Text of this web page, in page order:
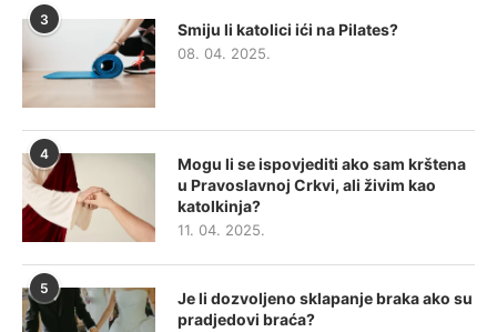
3
Smiju li katolici ići na Pilates?
08. 04. 2025.
4
Mogu li se ispovjediti ako sam krštena
u Pravoslavnoj Crkvi, ali živim kao
katolkinja?
11. 04. 2025.
5
Je li dozvoljeno sklapanje braka ako su
pradjedovi braća?